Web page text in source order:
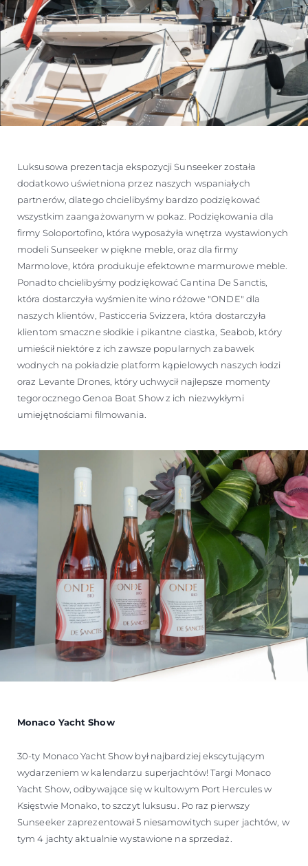
Luksusowa prezentacja ekspozycji Sunseeker została
dodatkowo uświetniona przez naszych wspaniałych
partnerów, dlatego chcielibyśmy bardzo podziękować
wszystkim zaangażowanym w pokaz. Podziękowania dla
firmy Soloportofino, która wyposażyła wnętrza wystawionych
modeli Sunseeker w piękne meble, oraz dla firmy
Marmolove, która produkuje efektowne marmurowe meble.
Ponadto chcielibyśmy podziękować Cantina De Sanctis,
która dostarczyła wyśmienite wino różowe "ONDE" dla
naszych klientów, Pasticceria Svizzera, która dostarczyła
klientom smaczne słodkie i pikantne ciastka, Seabob, który
umieścił niektóre z ich zawsze popularnych zabawek
wodnych na pokładzie platform kąpielowych naszych łodzi
oraz Levante Drones, który uchwycił najlepsze momenty
tegorocznego Genoa Boat Show z ich niezwykłymi
umiejętnościami filmowania.
Monaco Yacht Show
30-ty Monaco Yacht Show był najbardziej ekscytującym
wydarzeniem w kalendarzu superjachtów! Targi Monaco
Yacht Show, odbywające się w kultowym Port Hercules w
Księstwie Monako, to szczyt luksusu. Po raz pierwszy
Sunseeker zaprezentował 5 niesamowitych super jachtów, w
tym 4 jachty aktualnie wystawione na sprzedaż.